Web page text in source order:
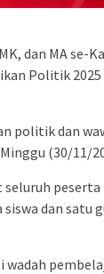
dan MA se-
Politik
politik dan
(30/11/
dan satu